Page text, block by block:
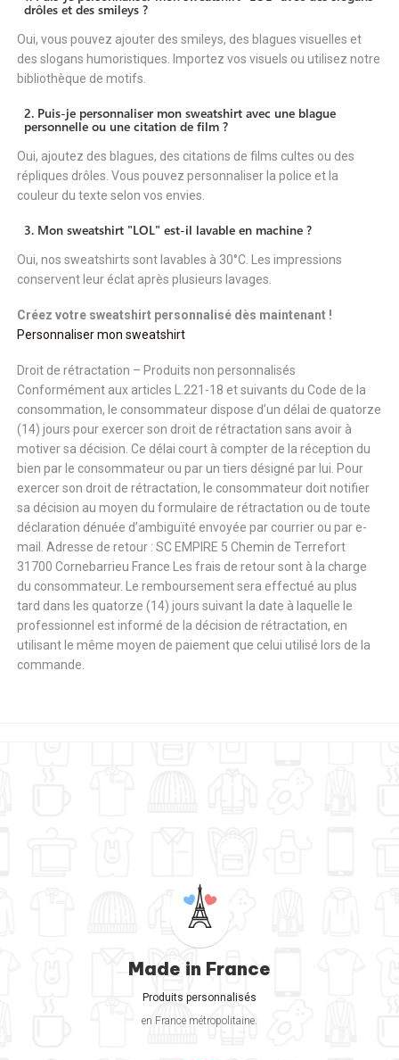
drôles et des smileys ?
Oui, vous pouvez ajouter des smileys, des blagues visuelles et
des slogans humoristiques. Importez vos visuels ou utilisez notre
bibliothèque de motifs.
2. Puis-je personnaliser mon sweatshirt avec une blague
personnelle ou une citation de film ?
Oui, ajoutez des blagues, des citations de films cultes ou des
répliques drôles. Vous pouvez personnaliser la police et la
couleur du texte selon vos envies.
3. Mon sweatshirt "LOL" est-il lavable en machine ?
Oui, nos sweatshirts sont lavables à 30°C. Les impressions
conservent leur éclat après plusieurs lavages.
Créez votre sweatshirt personnalisé dès maintenant !
Personnaliser mon sweatshirt
Droit de rétractation – Produits non personnalisés
Conformément aux articles L.221-18 et suivants du Code de la
consommation, le consommateur dispose d’un délai de quatorze
(14) jours pour exercer son droit de rétractation sans avoir à
motiver sa décision. Ce délai court à compter de la réception du
bien par le consommateur ou par un tiers désigné par lui. Pour
exercer son droit de rétractation, le consommateur doit notifier
sa décision au moyen du formulaire de rétractation ou de toute
déclaration dénuée d’ambiguïté envoyée par courrier ou par e-
mail. Adresse de retour : SC EMPIRE 5 Chemin de Terrefort
31700 Cornebarrieu France Les frais de retour sont à la charge
du consommateur. Le remboursement sera effectué au plus
tard dans les quatorze (14) jours suivant la date à laquelle le
professionnel est informé de la décision de rétractation, en
utilisant le même moyen de paiement que celui utilisé lors de la
commande.
Made in France
Produits personnalisés
en France métropolitaine.